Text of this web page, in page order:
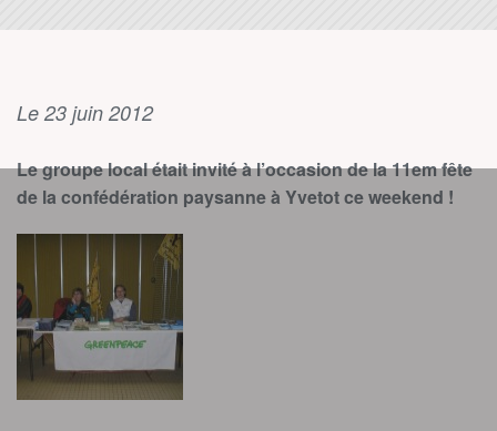
Le 23 juin 2012
Le groupe local était invité à l’occasion de la 11em fête
de la confédération paysanne à Yvetot ce weekend !